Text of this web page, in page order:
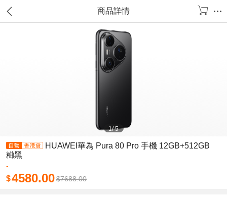
商品詳情
1/5
HUAWEI華為 Pura 80 Pro 手機 12GB+512GB
粬黑
-
$4580.00$7688.00